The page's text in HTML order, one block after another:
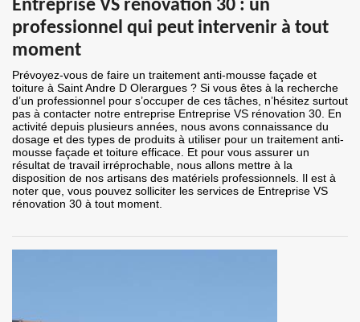
Entreprise VS rénovation 30 : un
professionnel qui peut intervenir à tout
moment
Prévoyez-vous de faire un traitement anti-mousse façade et
toiture à Saint Andre D Olerargues ? Si vous êtes à la recherche
d’un professionnel pour s’occuper de ces tâches, n’hésitez surtout
pas à contacter notre entreprise Entreprise VS rénovation 30. En
activité depuis plusieurs années, nous avons connaissance du
dosage et des types de produits à utiliser pour un traitement anti-
mousse façade et toiture efficace. Et pour vous assurer un
résultat de travail irréprochable, nous allons mettre à la
disposition de nos artisans des matériels professionnels. Il est à
noter que, vous pouvez solliciter les services de Entreprise VS
rénovation 30 à tout moment.